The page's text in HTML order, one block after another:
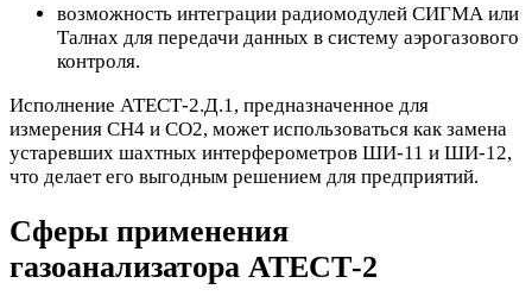
возможность интеграции радиомодулей СИГМА или
Талнах для передачи данных в систему аэрогазового
контроля.
Исполнение АТЕСТ-2.Д.1, предназначенное для
измерения CH4 и CO2, может использоваться как замена
устаревших шахтных интерферометров ШИ-11 и ШИ-12,
что делает его выгодным решением для предприятий.
Сферы применения
газоанализатора АТЕСТ-2